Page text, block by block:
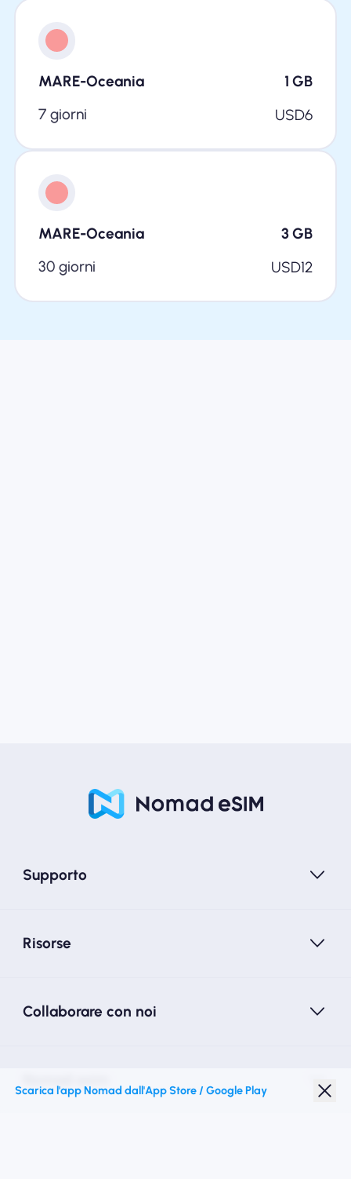
MARE-Oceania 1 GB
7 giorni
USD6
MARE-Oceania 3 GB
30 giorni
USD12
Supporto
Risorse
Collaborare con noi
Scarica l'app Nomad dall'App Store / Google Play